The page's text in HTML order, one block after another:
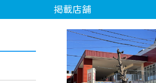
掲載店舗